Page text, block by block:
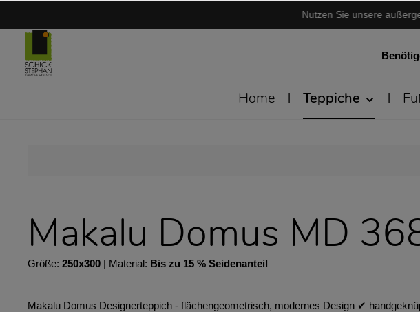
Nutzen Sie unsere
Home Teppiche
Makalu Domus MD
Größe: 250x300 | Material: Bis zu 15 % Seidenanteil
Makalu Domus Designerteppich - flächengeometrisch, modernes Design ✔︎